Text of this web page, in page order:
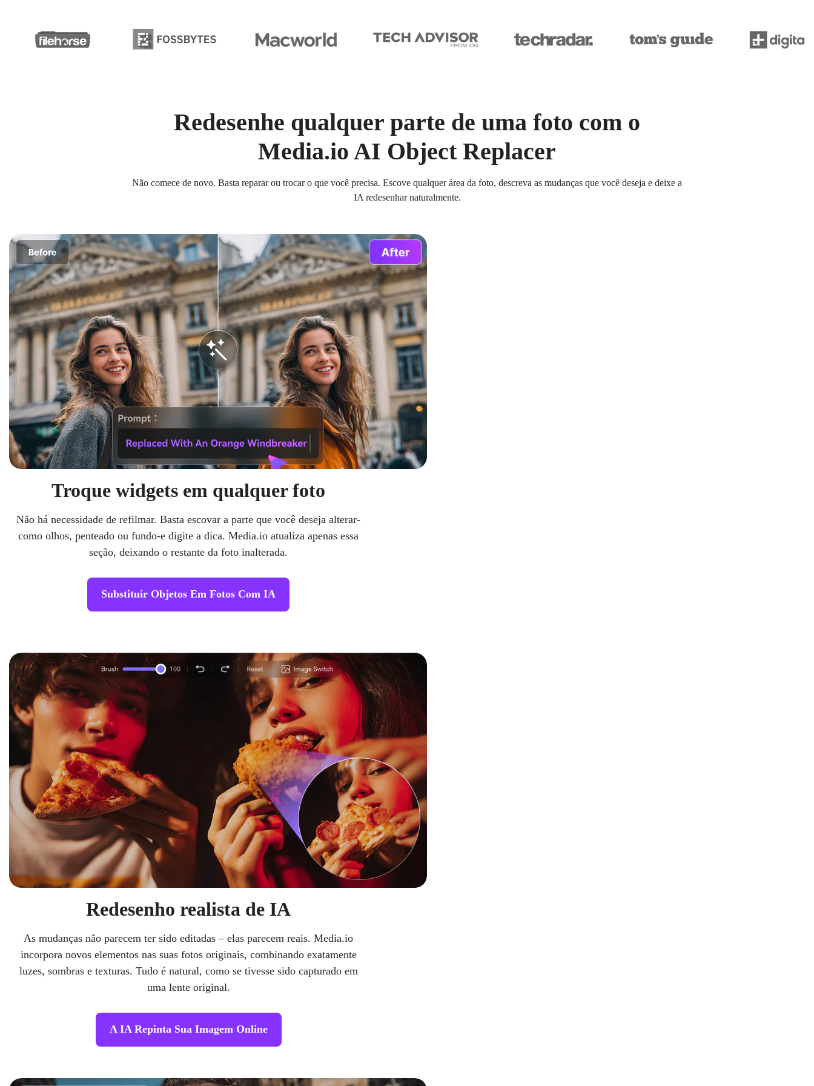
Redesenhe qualquer parte de uma foto com o
Media.io AI Object Replacer
Não comece de novo. Basta reparar ou trocar o que você precisa. Escove qualquer área da foto, descreva as mudanças que você deseja e deixe a
IA redesenhar naturalmente.
Troque widgets em qualquer foto
Não há necessidade de refilmar. Basta escovar a parte que você deseja alterar-
como olhos, penteado ou fundo-e digite a dica. Media.io atualiza apenas essa
seção, deixando o restante da foto inalterada.
Substituir Objetos Em Fotos Com IA
Redesenho realista de IA
As mudanças não parecem ter sido editadas – elas parecem reais. Media.io
incorpora novos elementos nas suas fotos originais, combinando exatamente
luzes, sombras e texturas. Tudo é natural, como se tivesse sido capturado em
uma lente original.
A IA Repinta Sua Imagem Online